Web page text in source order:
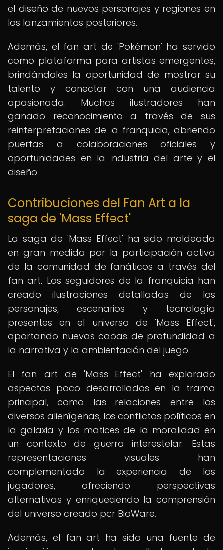
el diseño de nuevos personajes y regiones en
los lanzamientos posteriores.
Además, el fan art de 'Pokémon' ha servido
como plataforma para artistas emergentes,
brindándoles la oportunidad de mostrar su
talento y conectar con una audiencia
apasionada. Muchos ilustradores han
ganado reconocimiento a través de sus
reinterpretaciones de la franquicia, abriendo
puertas a colaboraciones oficiales y
oportunidades en la industria del arte y el
diseño.
Contribuciones del Fan Art a la
saga de 'Mass Effect'
La saga de 'Mass Effect' ha sido moldeada
en gran medida por la participación activa
de la comunidad de fanáticos a través del
fan art. Los seguidores de la franquicia han
creado ilustraciones detalladas de los
personajes, escenarios y tecnología
presentes en el universo de 'Mass Effect',
aportando nuevas capas de profundidad a
la narrativa y la ambientación del juego.
El fan art de 'Mass Effect' ha explorado
aspectos poco desarrollados en la trama
principal, como las relaciones entre los
diversos alienígenas, los conflictos políticos en
la galaxia y los matices de la moralidad en
un contexto de guerra interestelar. Estas
representaciones visuales han
complementado la experiencia de los
jugadores, ofreciendo perspectivas
alternativas y enriqueciendo la comprensión
del universo creado por BioWare.
Además, el fan art ha sido una fuente de